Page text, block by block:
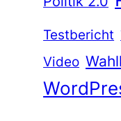
Testbericht
Video